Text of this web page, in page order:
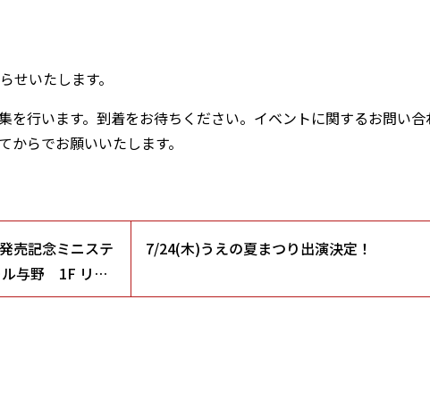
いたします。
行います。到着をお待ちください。イベントに関するお問い合
らでお願いいたします。
売記念ミニステ
ル与野 1F リー
7/24(木)うえの夏まつり出演決定！